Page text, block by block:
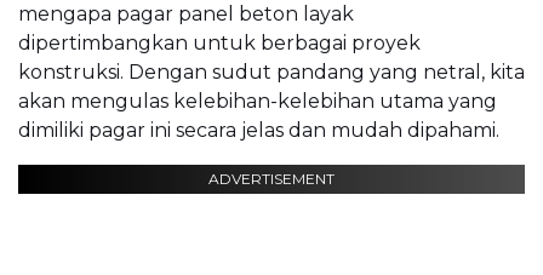
mengapa pagar panel beton layak
dipertimbangkan untuk berbagai proyek
konstruksi. Dengan sudut pandang yang netral, kita
akan mengulas kelebihan-kelebihan utama yang
dimiliki pagar ini secara jelas dan mudah dipahami.
ADVERTISEMENT